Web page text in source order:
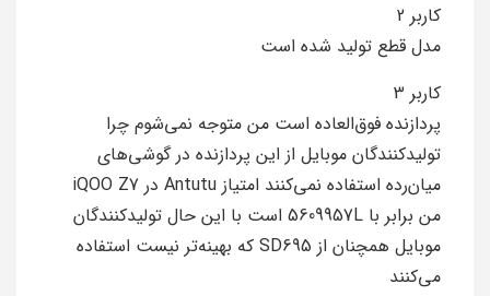
کاربر 2
مدل قطع تولید شده است
کاربر 3
پردازنده فوق‌العاده است من متوجه نمی‌شوم چرا
تولیدکنندگان موبایل از این پردازنده در گوشی‌های
میان‌رده استفاده نمی‌کنند امتیاز Antutu در iQOO Z7
من برابر با 5609957L است با این حال تولیدکنندگان
موبایل همچنان از SD695 که بهینه‌تر نیست استفاده
می‌کنند